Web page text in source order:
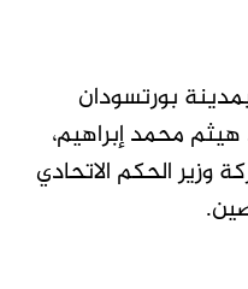
بورتسودان
هيثم محمد إبراهيم،
وزير الحكم الاتحادي